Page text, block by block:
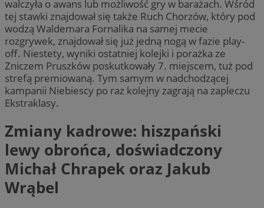
walczyła o awans lub możliwość gry w barażach. Wśród
tej stawki znajdował się także Ruch Chorzów, który pod
wodzą Waldemara Fornalika na samej mecie
rozgrywek, znajdował się już jedną nogą w fazie play-
off. Niestety, wyniki ostatniej kolejki i porażka ze
Zniczem Pruszków poskutkowały 7. miejscem, tuż pod
strefą premiowaną. Tym samym w nadchodzącej
kampanii Niebiescy po raz kolejny zagrają na zapleczu
Ekstraklasy.
Zmiany kadrowe: hiszpański
lewy obrońca, doświadczony
Michał Chrapek oraz Jakub
Wrąbel